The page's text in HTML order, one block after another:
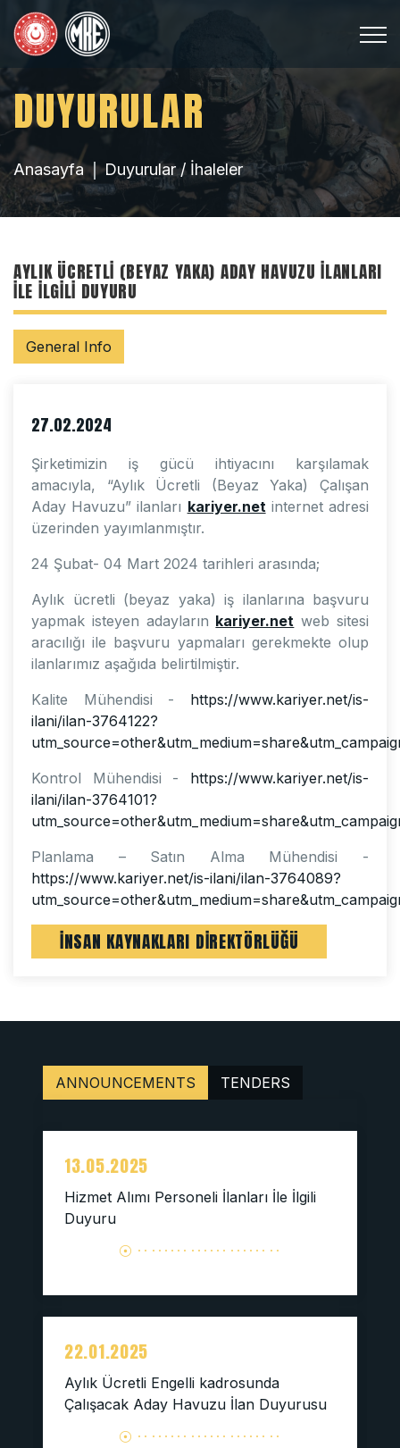
DUYURULAR
Anasayfa Duyurular / İhaleler
AYLIK ÜCRETLI (BEYAZ YAKA) ADAY HAVUZU İLANLARI
ILE İLGILI DUYURU
General Info
27.02.2024
Şirketimizin iş gücü ihtiyacını karşılamak
amacıyla, “Aylık Ücretli (Beyaz Yaka) Çalışan
Aday Havuzu” ilanları kariyer.netinternet adresi
üzerinden yayımlanmıştır.
24 Şubat- 04 Mart 2024 tarihleri arasında;
Aylık ücretli (beyaz yaka) iş ilanlarına başvuru
yapmak isteyen adayların kariyer.net web sitesi
aracılığı ile başvuru yapmaları gerekmekte olup
ilanlarımız aşağıda belirtilmiştir.
Kalite Mühendisi - https://www.kariyer.net/is-
ilani/ilan-3764122?
Kontrol Mühendisi - https://www.kariyer.net/is-
ilani/ilan-3764101?
Planlama – Satın Alma Mühendisi -
https://www.kariyer.net/is-ilani/ilan-3764089?
İNSAN KAYNAKLARI DİREKTÖRLÜĞÜ
ANNOUNCEMENTS TENDERS
13.05.2025
Hizmet Alımı Personeli İlanları İle İlgili
Duyuru
22.01.2025
Aylık Ücretli Engelli kadrosunda
Çalışacak Aday Havuzu İlan Duyurusu